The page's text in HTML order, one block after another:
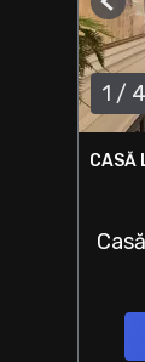
1 /
CASĂ